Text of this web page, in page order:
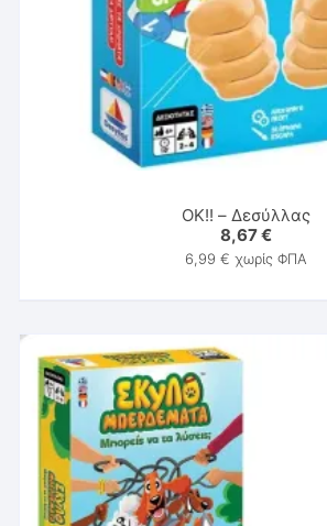
ΟΚ!! – Δεσύλλας
8,67€
6,99€ χωρίς ΦΠΑ